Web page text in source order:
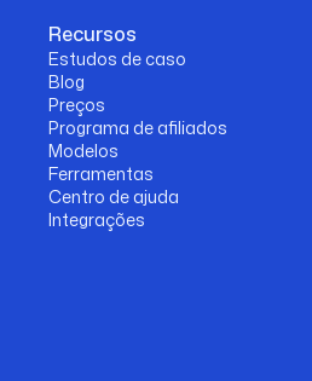
Recursos
Estudos de caso
Blog
Preços
Programa de afiliados
Modelos
Ferramentas
Centro de ajuda
Integrações